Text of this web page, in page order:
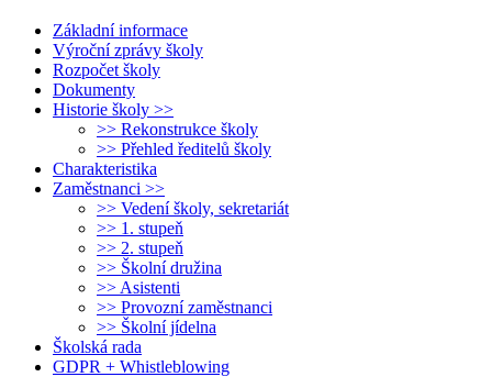
Základní informace
Výroční zprávy školy
Rozpočet školy
Dokumenty
Historie školy >>
>> Rekonstrukce školy
>> Přehled ředitelů školy
Charakteristika
Zaměstnanci >>
>> Vedení školy, sekretariát
>> 1. stupeň
>> 2. stupeň
>> Školní družina
>> Asistenti
>> Provozní zaměstnanci
>> Školní jídelna
Školská rada
GDPR + Whistleblowing